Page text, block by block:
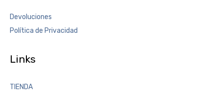
Devoluciones
Política de Privacidad
Links
TIENDA